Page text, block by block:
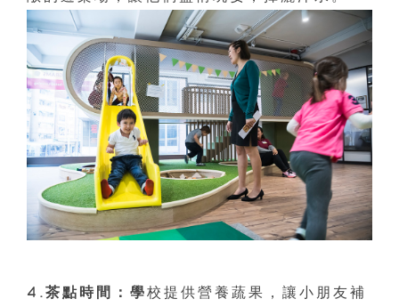
4.茶點時間：學校提供營養蔬果，讓小朋友補